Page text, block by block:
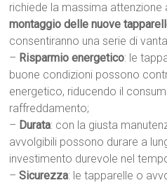
richiede la massima attenzione
montaggio delle nuove
consentiranno una serie di
– Risparmio energetico: le
buone condizioni possono
energetico, riducendo il
raffreddamento;
– Durata: con la giusta
avvolgibili possono durare a
investimento durevole nel
–Sicurezza: le tapparelle o